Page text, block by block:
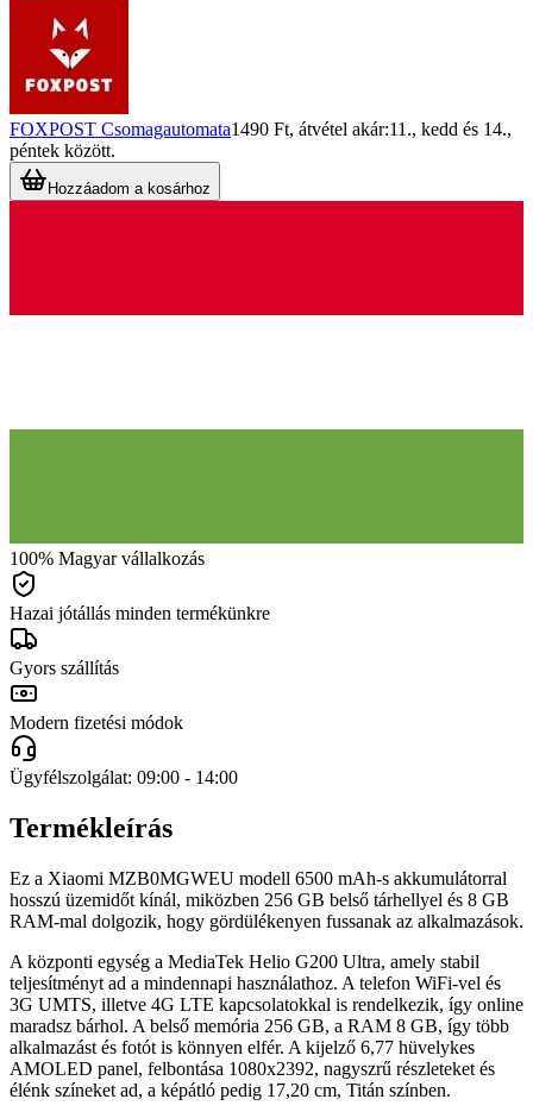
FOXPOST Csomagautomata1490 Ft, átvétel akár:11., kedd és 14.,
péntek között.
Hozzáadom a kosárhoz
100% Magyar vállalkozás
Hazai jótállás minden termékünkre
Gyors szállítás
Modern fizetési módok
Ügyfélszolgálat: 09:00 - 14:00
Termékleírás
Ez a Xiaomi MZB0MGWEU modell 6500 mAh-s akkumulátorral
hosszú üzemidőt kínál, miközben 256 GB belső tárhellyel és 8 GB
RAM-mal dolgozik, hogy gördülékenyen fussanak az alkalmazások.
A központi egység a MediaTek Helio G200 Ultra, amely stabil
teljesítményt ad a mindennapi használathoz. A telefon WiFi-vel és
3G UMTS, illetve 4G LTE kapcsolatokkal is rendelkezik, így online
maradsz bárhol. A belső memória 256 GB, a RAM 8 GB, így több
alkalmazást és fotót is könnyen elfér. A kijelző 6,77 hüvelykes
AMOLED panel, felbontása 1080x2392, nagyszrű részleteket és
élénk színeket ad, a képátló pedig 17,20 cm, Titán színben.